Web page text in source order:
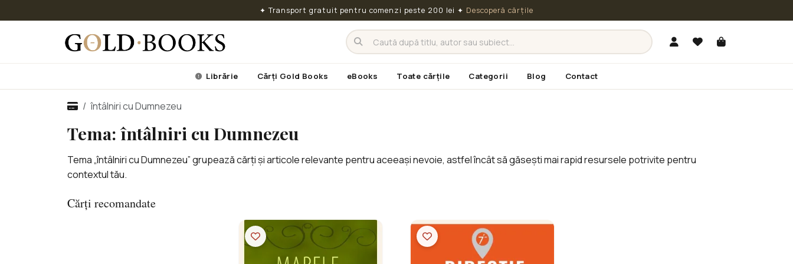
✦ Transport gratuit pentru comenzi peste 200 lei ✦ Descoperă cărțile
Librărie Cărți Gold Books eBooks Toate cărțile Categorii Blog Contact
întâlniri cu Dumnezeu
Tema: întâlniri cu Dumnezeu
Tema „întâlniri cu Dumnezeu” grupează cărți și articole relevante pentru aceeași nevoie, astfel încât să găsești mai rapid resursele potrivite pentru
contextul tău.
Cărți recomandate